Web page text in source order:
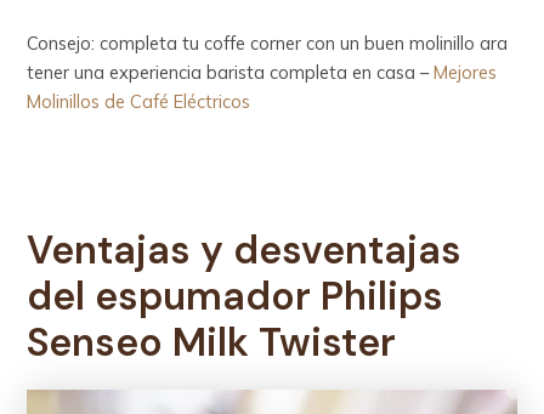
Consejo: completa tu coffe corner con un buen molinillo ara
tener una experiencia barista completa en casa –Mejores
Molinillos de Café Eléctricos
Ventajas y desventajas
del espumador Philips
Senseo Milk Twister